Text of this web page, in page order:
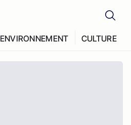
ENVIRONNEMENT CULTURE